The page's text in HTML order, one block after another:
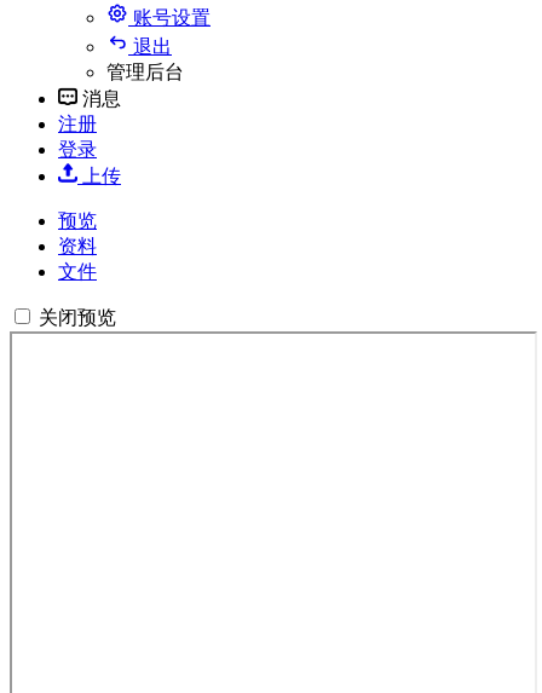
账号设置
退出
管理后台
消息
注册
登录
上传
预览
资料
文件
关闭预览